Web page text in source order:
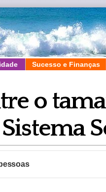
Sucesso e Finanças
o